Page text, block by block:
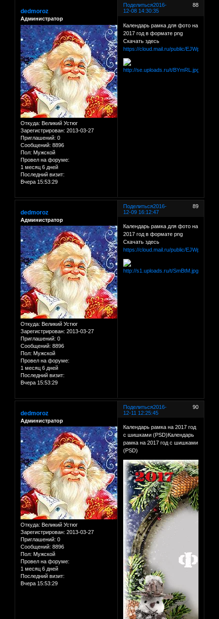
Поделиться 88
2016-
12-08 14:30:35
dedmoroz
Администратор
Откуда: Великий Устюг
Зарегистрирован: 2013-03-27
Приглашений: 0
Сообщений: 8896
Пол: Мужской
Провел на форуме:
1 месяц 6 дней
Последний визит:
Вчера 15:53:29
Календарь рамка для фото на
2017 год в формате png
Скачать здесь
https://cloud.mail.ru/public/EJWp/
Поделиться 89
2016-
12-09 16:12:47
dedmoroz
Администратор
Откуда: Великий Устюг
Зарегистрирован: 2013-03-27
Приглашений: 0
Сообщений: 8896
Пол: Мужской
Провел на форуме:
1 месяц 6 дней
Последний визит:
Вчера 15:53:29
Календарь рамка для фото на
2017 год в формате png
Скачать здесь
https://cloud.mail.ru/public/EJWp/
Поделиться 90
2016-
12-11 12:25:45
dedmoroz
Администратор
Откуда: Великий Устюг
Зарегистрирован: 2013-03-27
Приглашений: 0
Сообщений: 8896
Пол: Мужской
Провел на форуме:
1 месяц 6 дней
Последний визит:
Вчера 15:53:29
Календарь рамка на 2017 год
с шишками (PSD)Календарь
рамка на 2017 год с шишками
(PSD)